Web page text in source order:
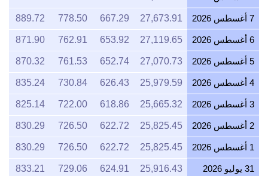
7 أغسطس 2026 27,673.91
667.29
778.50
889.72
6 أغسطس 2026 27,119.65
653.92
762.91
871.90
5 أغسطس 2026 27,070.73
652.74
761.53
870.32
4 أغسطس 2026 25,979.59
626.43
730.84
835.24
3 أغسطس 2026 25,665.32
618.86
722.00
825.14
2 أغسطس 2026 25,825.45
622.72
726.50
830.29
1 أغسطس 2026 25,825.45
622.72
726.50
830.29
31 يوليو 2026 25,916.43
624.91
729.06
833.21